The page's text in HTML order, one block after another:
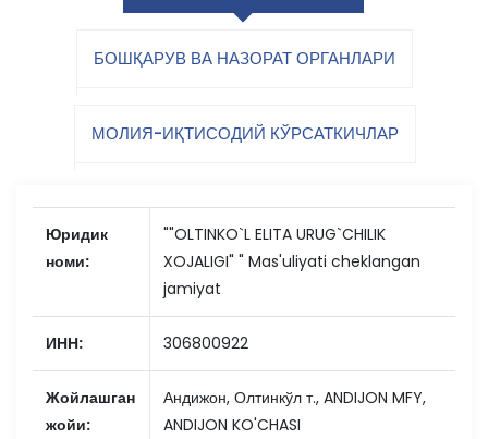
БОШҚАРУВ ВА НАЗОРАТ ОРГАНЛАРИ
МОЛИЯ-ИҚТИСОДИЙ КЎРСАТКИЧЛАР
Юридик
номи:
""OLTINKO`L ELITA URUG`CHILIK
XOJALIGI" " Mas'uliyati cheklangan
jamiyat
ИНН: 306800922
Жойлашган
жойи:
Андижон, Олтинкўл т., ANDIJON MFY,
ANDIJON KO'CHASI